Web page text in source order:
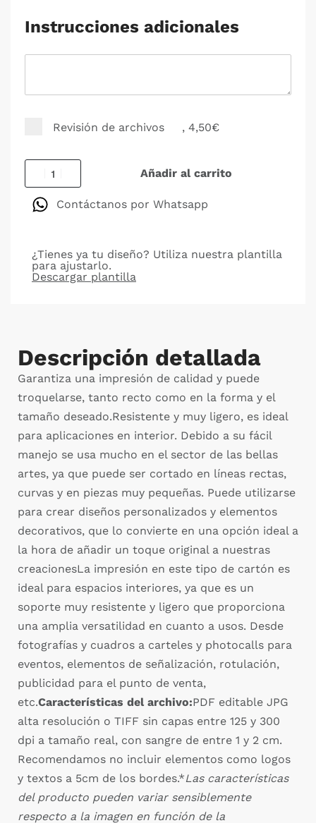
Instrucciones adicionales
Revisión de archivos , 4,50€
Añadir al carrito
Contáctanos por Whatsapp
¿Tienes ya tu diseño? Utiliza nuestra plantilla
para ajustarlo.
Descargar plantilla
Descripción detallada
Garantiza una impresión de calidad y puede
troquelarse, tanto recto como en la forma y el
tamaño deseado.Resistente y muy ligero, es ideal
para aplicaciones en interior. Debido a su fácil
manejo se usa mucho en el sector de las bellas
artes, ya que puede ser cortado en líneas rectas,
curvas y en piezas muy pequeñas. Puede utilizarse
para crear diseños personalizados y elementos
decorativos, que lo convierte en una opción ideal a
la hora de añadir un toque original a nuestras
creacionesLa impresión en este tipo de cartón es
ideal para espacios interiores, ya que es un
soporte muy resistente y ligero que proporciona
una amplia versatilidad en cuanto a usos. Desde
fotografías y cuadros a carteles y photocalls para
eventos, elementos de señalización, rotulación,
publicidad para el punto de venta,
etc.Características del archivo:PDF editable JPG
alta resolución o TIFF sin capas entre 125 y 300
dpi a tamaño real, con sangre de entre 1 y 2 cm.
Recomendamos no incluir elementos como logos
y textos a 5cm de los bordes.*Las características
del producto pueden variar sensiblemente
respecto a la imagen en función de la